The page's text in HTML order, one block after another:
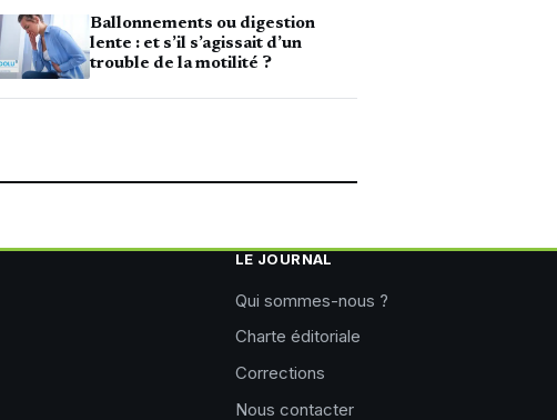
Ballonnements ou digestion
lente : et s’il s’agissait d’un
trouble de la motilité ?
LE JOURNAL
Qui sommes-nous ?
Charte éditoriale
Corrections
Nous contacter